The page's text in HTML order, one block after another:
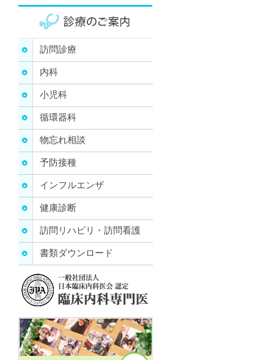
訪問診療
内科
小児科
循環器科
物忘れ相談
予防接種
インフルエンザ
健康診断
訪問リハビリ・訪問看護
書類ダウンロード